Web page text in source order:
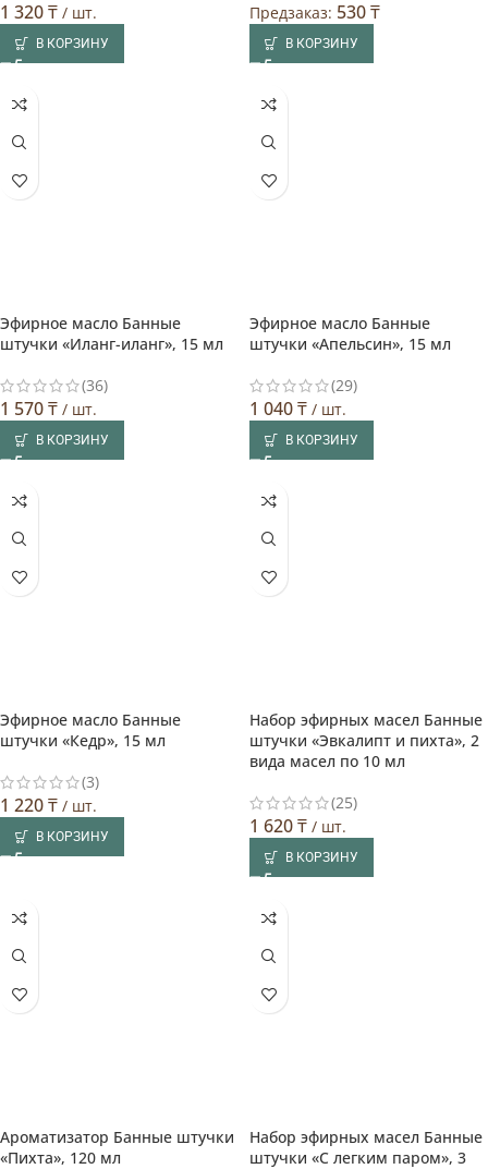
1 320₸ / шт.
В КОРЗИНУ
Предзаказ: 530₸
В КОРЗИНУ
Выбор покупателя
Эфирное масло Банные
штучки «Иланг-иланг», 15 мл
(36)
1 570₸ / шт.
В КОРЗИНУ
Эфирное масло Банные
штучки «Апельсин», 15 мл
(29)
1 040₸ / шт.
В КОРЗИНУ
Эфирное масло Банные
штучки «Кедр», 15 мл
(3)
1 220₸ / шт.
В КОРЗИНУ
Набор эфирных масел Банные
штучки «Эвкалипт и пихта», 2
вида масел по 10 мл
(25)
1 620₸ / шт.
В КОРЗИНУ
Ароматизатор Банные штучки
«Пихта», 120 мл
Набор эфирных масел Банные
штучки «С легким паром», 3